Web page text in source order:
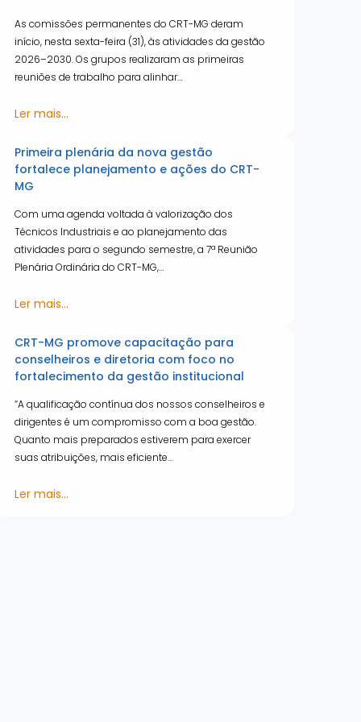
As comissões permanentes do CRT-MG deram
início, nesta sexta-feira (31), às atividades da gestão
2026–2030. Os grupos realizaram as primeiras
reuniões de trabalho para alinhar…
Ler mais...
Primeira plenária da nova gestão
fortalece planejamento e ações do CRT-
MG
Com uma agenda voltada à valorização dos
Técnicos Industriais e ao planejamento das
atividades para o segundo semestre, a 7ª Reunião
Plenária Ordinária do CRT-MG,…
Ler mais...
CRT-MG promove capacitação para
conselheiros e diretoria com foco no
fortalecimento da gestão institucional
“A qualificação contínua dos nossos conselheiros e
dirigentes é um compromisso com a boa gestão.
Quanto mais preparados estiverem para exercer
suas atribuições, mais eficiente…
Ler mais...